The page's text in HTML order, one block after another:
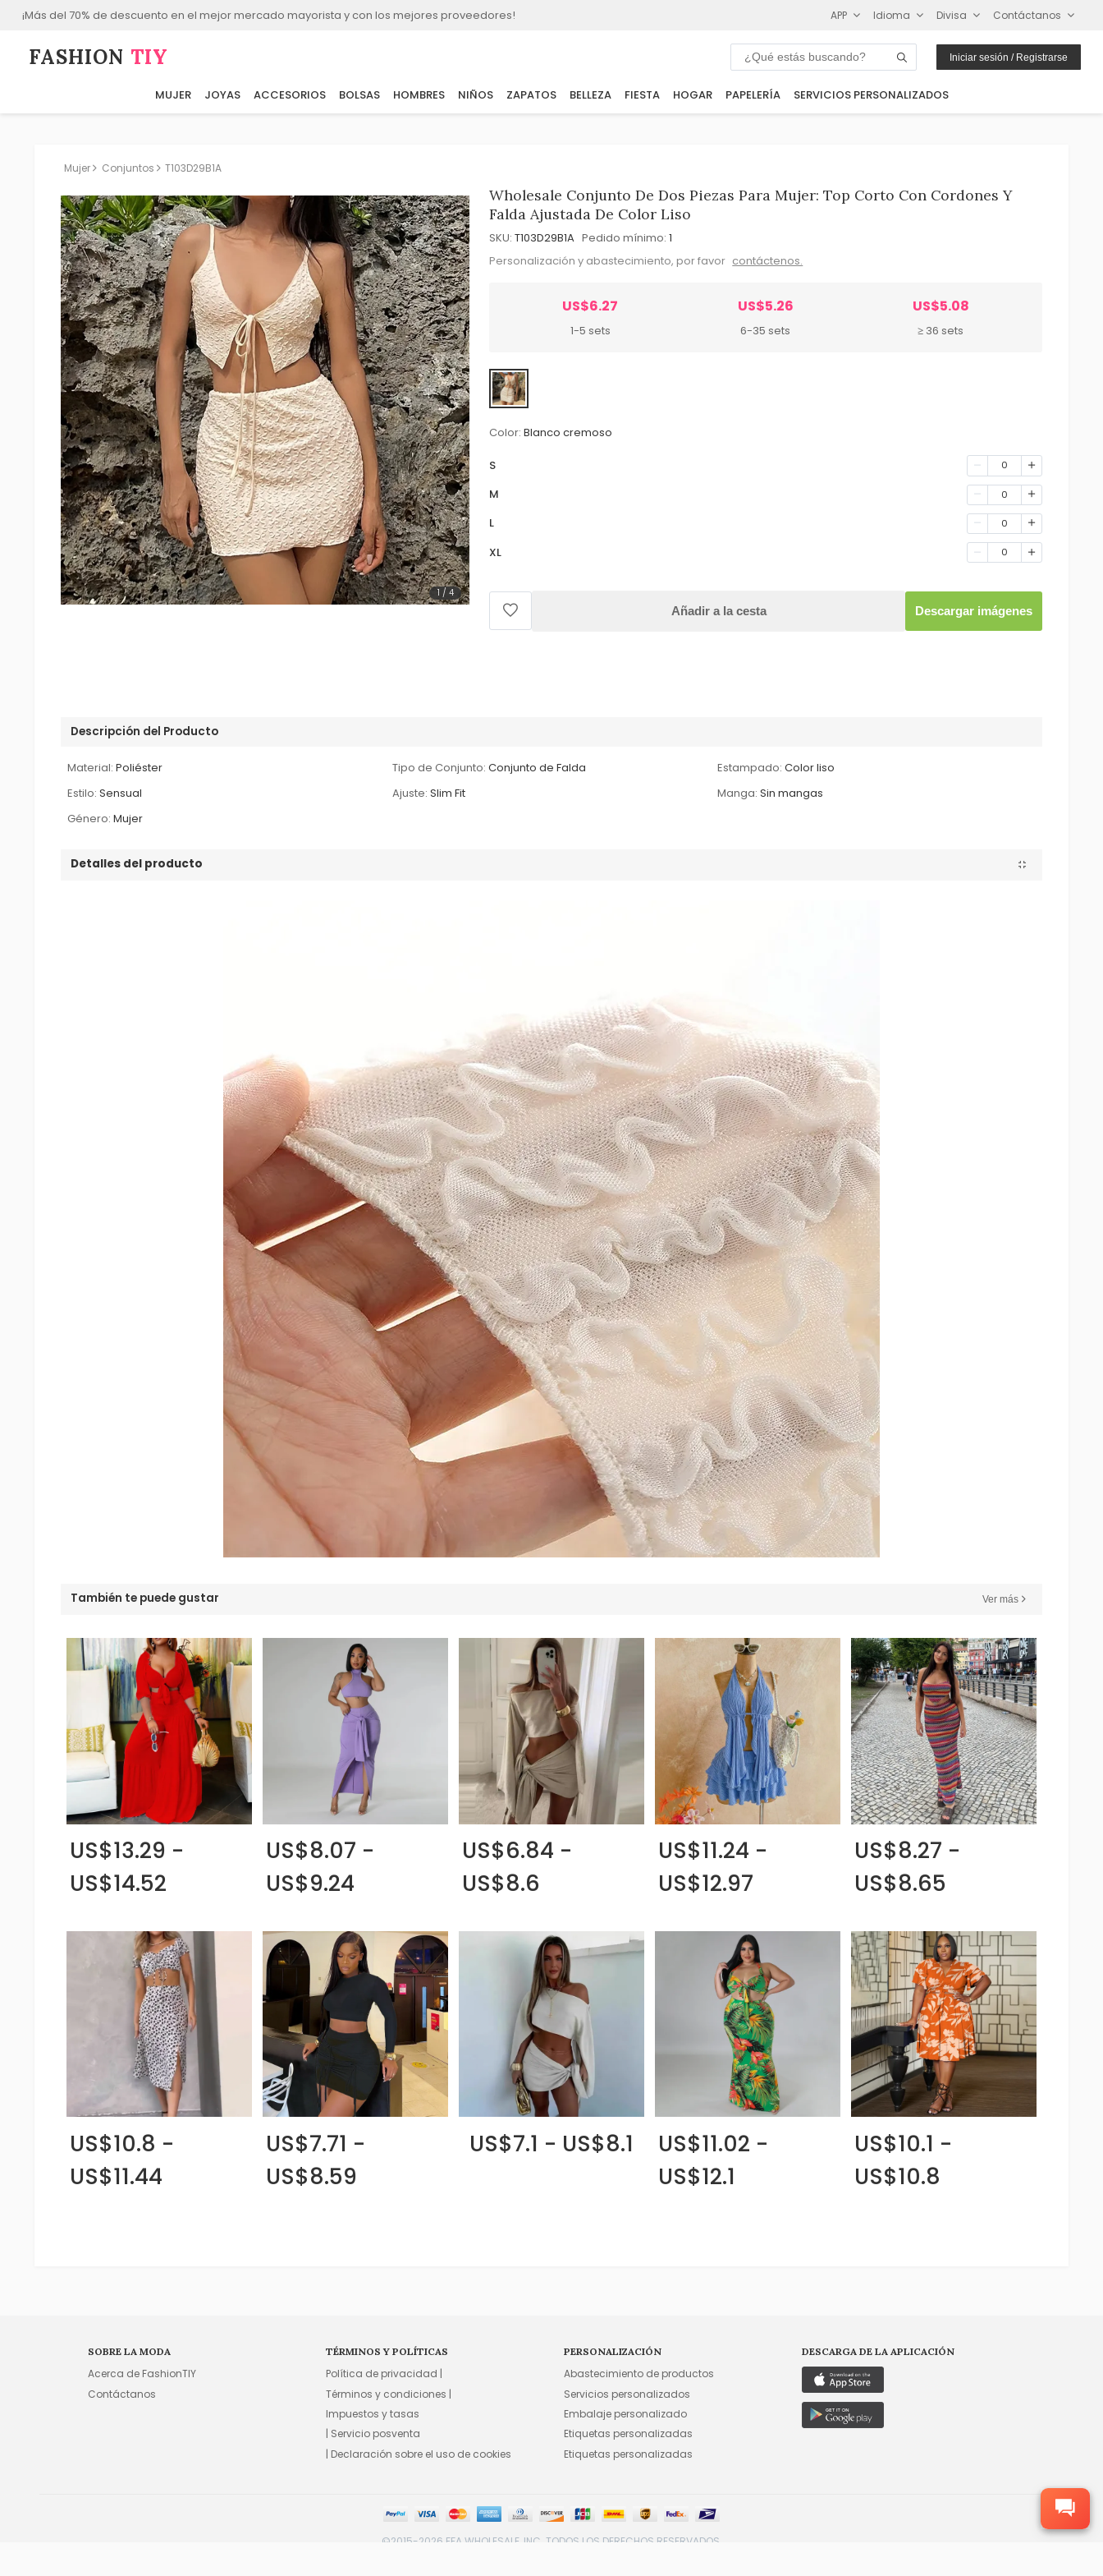
¡Más del 70% de descuento en el mejor mercado mayorista y con los mejores proveedores! APP Idioma Divisa Contáctanos
FASHION⁠ TIY Iniciar sesión / Registrarse
MUJER JOYAS ACCESORIOS BOLSAS HOMBRES NIÑOS ZAPATOS BELLEZA FIESTA HOGAR PAPELERÍA SERVICIOS PERSONALIZADOS
Mujer Conjuntos T103D29B1A
1 / 4
Wholesale Conjunto De Dos Piezas Para Mujer: Top Corto Con Cordones Y
Falda Ajustada De Color Liso
SKU: T103D29B1A Pedido mínimo: 1
Personalización y abastecimiento, por favor contáctenos.
US$6.27
1-5 sets
US$5.26
6-35 sets
US$5.08
≥ 36 sets
Color: Blanco cremoso
S 0
M 0
L 0
XL 0
Añadir a la cesta Descargar imágenes
Descripción del Producto
Material: Poliéster Tipo de Conjunto: Conjunto de Falda Estampado: Color liso
Estilo: Sensual Ajuste: Slim Fit Manga: Sin mangas
Género: Mujer
Detalles del producto
También te puede gustar Ver más
US$13.29 -
US$14.52
US$8.07 -
US$9.24
US$6.84 -
US$8.6
US$11.24 -
US$12.97
US$8.27 -
US$8.65
US$10.8 -
US$11.44
US$7.71 -
US$8.59
US$7.1 - US$8.1
US$11.02 -
US$12.1
US$10.1 -
US$10.8
SOBRE LA MODA
Acerca de FashionTIY
Contáctanos
TÉRMINOS Y POLÍTICAS
Política de privacidad |
Términos y condiciones |
Impuestos y tasas
| Servicio posventa
| Declaración sobre el uso de cookies
PERSONALIZACIÓN
Abastecimiento de productos
Servicios personalizados
Embalaje personalizado
Etiquetas personalizadas
Etiquetas personalizadas
DESCARGA DE LA APLICACIÓN
©2015-2026 FFA WHOLESALE, INC. TODOS LOS DERECHOS RESERVADOS.